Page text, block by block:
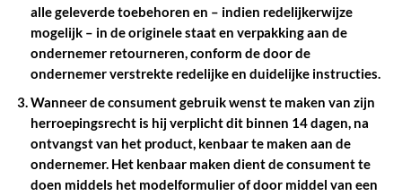
alle geleverde toebehoren en – indien redelijkerwijze
mogelijk – in de originele staat en verpakking aan de
ondernemer retourneren, conform de door de
ondernemer verstrekte redelijke en duidelijke instructies.
Wanneer de consument gebruik wenst te maken van zijn
herroepingsrecht is hij verplicht dit binnen 14 dagen, na
ontvangst van het product, kenbaar te maken aan de
ondernemer. Het kenbaar maken dient de consument te
doen middels het modelformulier of door middel van een